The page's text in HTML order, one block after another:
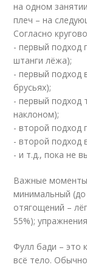
на одном
плеч – на
Согласно
- первый подход
штанги лёжа);
- первый подход
брусьях);
- первый подход
наклоном);
- второй подход
- второй подход
- и т.д., пока не
Важные
минимальный (до
отягощений –
55%);
Фулл бади – это
всё тело.